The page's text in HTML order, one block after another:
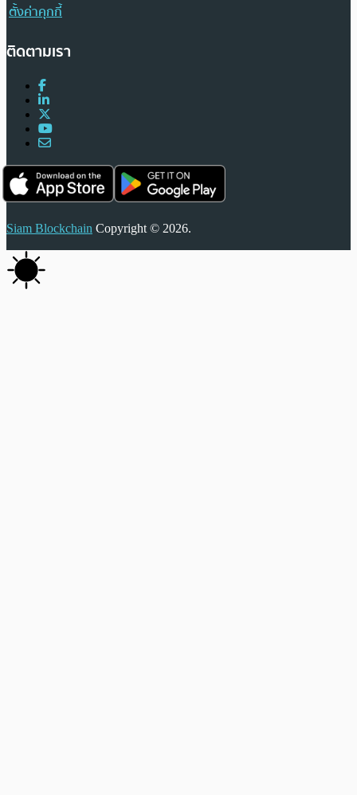
ตั้งค่าคุกกี้
ติดตามเรา
Siam Blockchain Copyright © 2026.